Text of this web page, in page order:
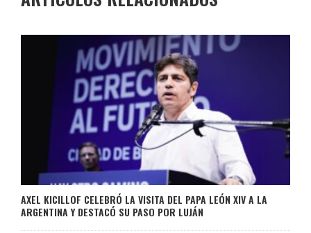
AXEL KICILLOF CELEBRÓ LA VISITA DEL PAPA LEÓN XIV A LA
ARGENTINA Y DESTACÓ SU PASO POR LUJÁN